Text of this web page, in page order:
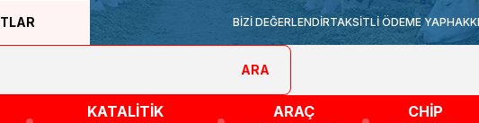
BİZİ DEĞERLENDİRTAKSİTLİ ÖDEME YAP
ARA
KATALİTİK
ARAÇ
CHİP